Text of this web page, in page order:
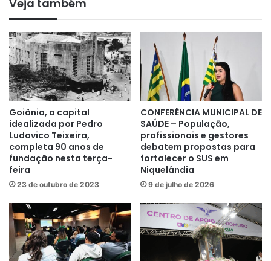
MAIS DE 6 MIL – Número de detentos
de Goiás cresce 61,4%
Veja também
Goiânia, a capital
idealizada por Pedro
Ludovico Teixeira,
completa 90 anos de
fundação nesta terça-
feira
23 de outubro de 2023
CONFERÊNCIA MUNICIPAL DE
SAÚDE – População,
profissionais e gestores
debatem propostas para
fortalecer o SUS em
Niquelândia
9 de julho de 2026